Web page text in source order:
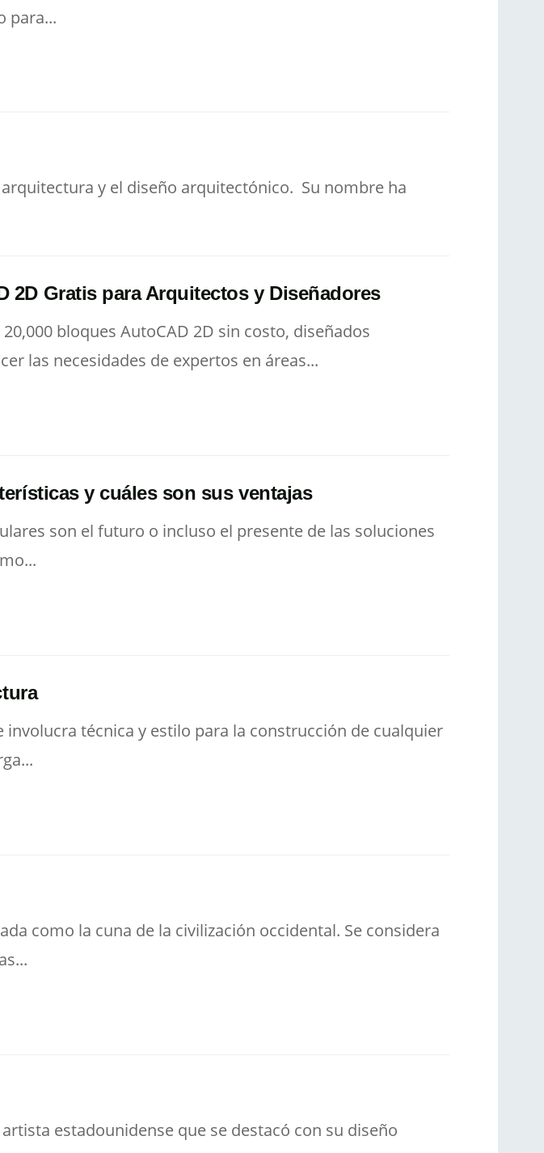
para...
y el diseño arquitectónico. Su nombre ha
2D Gratis para Arquitectos y Diseñadores
bloques AutoCAD 2D sin costo, diseñados
las necesidades de expertos en áreas...
y cuáles son sus ventajas
son el futuro o incluso el presente de las soluciones
involucra técnica y estilo para la construcción de cualquier
como la cuna de la civilización occidental. Se considera
estadounidense que se destacó con su diseño